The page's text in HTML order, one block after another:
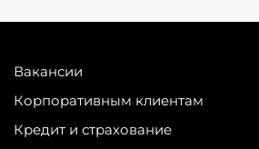
Вакансии
Корпоративным клиентам
Кредит и страхование